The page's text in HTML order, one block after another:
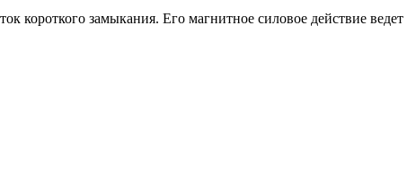
короткого замыкания. Его магнитное силовое действие ведет